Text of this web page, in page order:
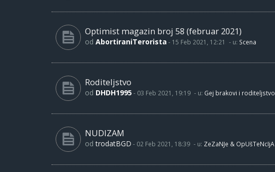
Optimist magazin broj 58 (februar 2021)
od AbortiraniTerorista - 15 Feb 2021, 12:21 - u: Scena
Roditeljstvo
od DHDH1995 - 03 Feb 2021, 19:19 - u: Gej brakovi i roditeljstvo
NUDIZAM
odtrodatBGD - 02 Feb 2021, 18:39 - u: ZeZaNJe & OpUšTeNcIjA